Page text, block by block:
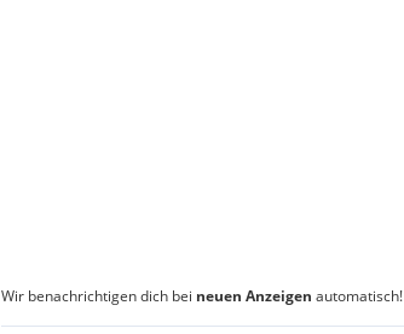
Wir benachrichtigen dich bei neuen Anzeigen automatisch!